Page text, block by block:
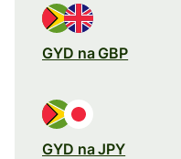
GYD na GBP
GYD na JPY